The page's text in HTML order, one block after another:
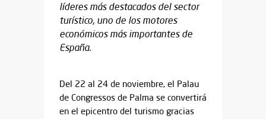
líderes más destacados del sector
turístico, uno de los motores
económicos más importantes de
España.
Del 22 al 24 de noviembre, el Palau
de Congressos de Palma se convertirá
en el epicentro del turismo gracias